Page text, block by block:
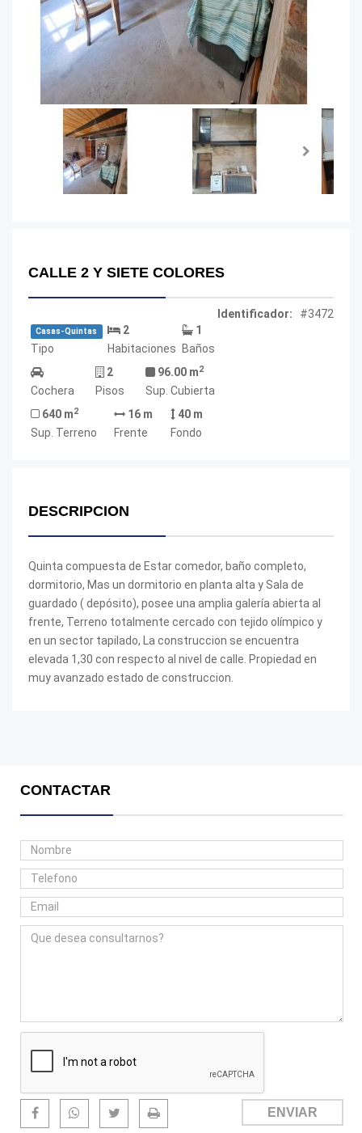
CALLE 2 Y SIETE COLORES
Identificador: #3472
Casas-Quintas
Tipo
2
Habitaciones
1
Baños
Cochera
2
Pisos
96.00 m2
Sup. Cubierta
640 m2
Sup. Terreno
16 m
Frente
40 m
Fondo
DESCRIPCION
Quinta compuesta de Estar comedor, baño completo,
dormitorio, Mas un dormitorio en planta alta y Sala de
guardado ( depósito), posee una amplia galería abierta al
frente, Terreno totalmente cercado con tejido olímpico y
en un sector tapilado, La construccion se encuentra
elevada 1,30 con respecto al nivel de calle. Propiedad en
muy avanzado estado de construccion.
CONTACTAR